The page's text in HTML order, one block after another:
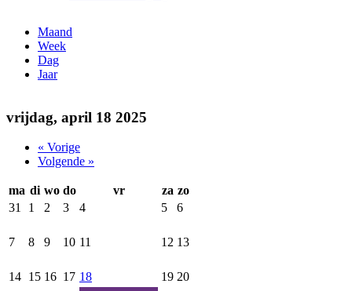
Maand
Week
Dag
Jaar
vrijdag, april 18 2025
« Vorige
Volgende »
ma di wo do vr za zo
31
1 2 3 4 5 6
7 8 9 10 11 12 13
14 15 16 17 18 19 20